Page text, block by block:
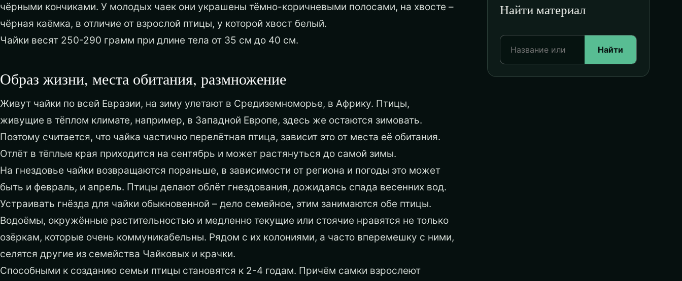
чёрными кончиками. У молодых чаек они украшены тёмно-коричневыми полосами, на хвосте –
чёрная каёмка, в отличие от взрослой птицы, у которой хвост белый.
Чайки весят 250-290 грамм при длине тела от 35 см до 40 см.
Образ жизни, места обитания, размножение
Живут чайки по всей Евразии, на зиму улетают в Средиземноморье, в Африку. Птицы,
живущие в тёплом климате, например, в Западной Европе, здесь же остаются зимовать.
Поэтому считается, что чайка частично перелётная птица, зависит это от места её обитания.
Отлёт в тёплые края приходится на сентябрь и может растянуться до самой зимы.
На гнездовье чайки возвращаются пораньше, в зависимости от региона и погоды это может
быть и февраль, и апрель. Птицы делают облёт гнездования, дожидаясь спада весенних вод.
Устраивать гнёзда для чайки обыкновенной – дело семейное, этим занимаются обе птицы.
Водоёмы, окружённые растительностью и медленно текущие или стоячие нравятся не только
озёркам, которые очень коммуникабельны. Рядом с их колониями, а часто вперемешку с ними,
селятся другие из семейства Чайковых и крачки.
Способными к созданию семьи птицы становятся к 2-4 годам. Причём самки взрослеют
Найти материал
Найти